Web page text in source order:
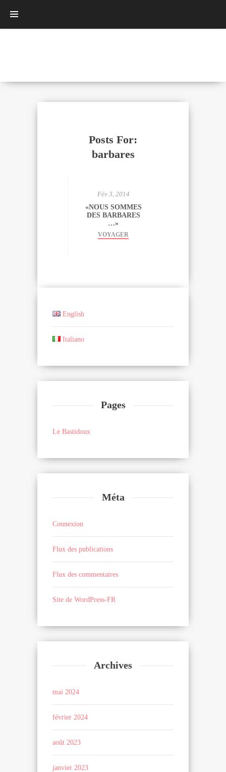
Posts For:
barbares
Fév 3, 2014
«NOUS SOMMES
DES BARBARES
…»
VOYAGER
English
Italiano
Pages
Le Bastidoux
Méta
Connexion
Flux des publications
Flux des commentaires
Site de WordPress-FR
Archives
mai 2024
février 2024
août 2023
janvier 2023